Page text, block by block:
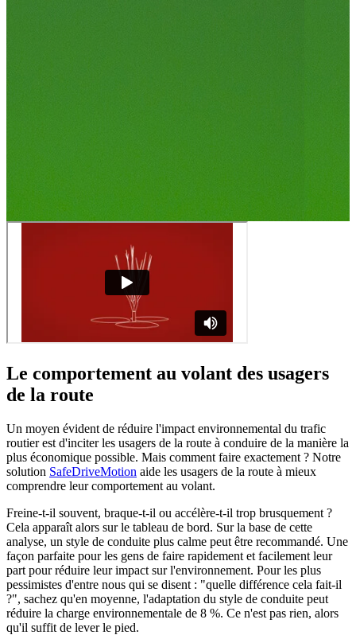
Le comportement au volant des usagers
de la route
Un moyen évident de réduire l'impact environnemental du trafic
routier est d'inciter les usagers de la route à conduire de la manière la
plus économique possible. Mais comment faire exactement ? Notre
solution SafeDriveMotion aide les usagers de la route à mieux
comprendre leur comportement au volant.
Freine-t-il souvent, braque-t-il ou accélère-t-il trop brusquement ?
Cela apparaît alors sur le tableau de bord. Sur la base de cette
analyse, un style de conduite plus calme peut être recommandé. Une
façon parfaite pour les gens de faire rapidement et facilement leur
part pour réduire leur impact sur l'environnement. Pour les plus
pessimistes d'entre nous qui se disent : "quelle différence cela fait-il
?", sachez qu'en moyenne, l'adaptation du style de conduite peut
réduire la charge environnementale de 8 %. Ce n'est pas rien, alors
qu'il suffit de lever le pied.